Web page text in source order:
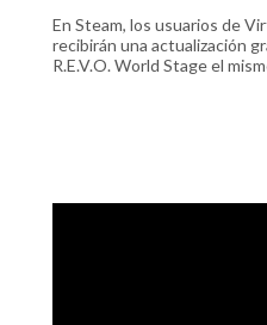
En Steam, los usuarios de
recibirán una actualización
R.E.V.O. World Stage el